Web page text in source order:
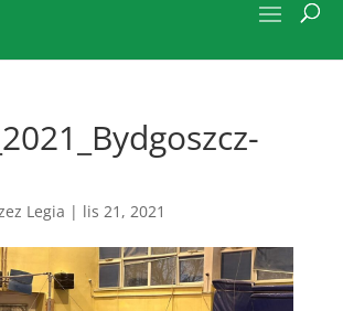
Legia | lis 21, 2021